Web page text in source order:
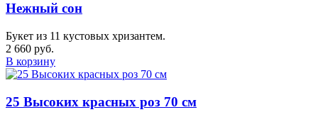
Нежный сон
Букет из 11 кустовых хризантем.
2 660 руб.
В корзину
25 Высоких красных роз 70 см